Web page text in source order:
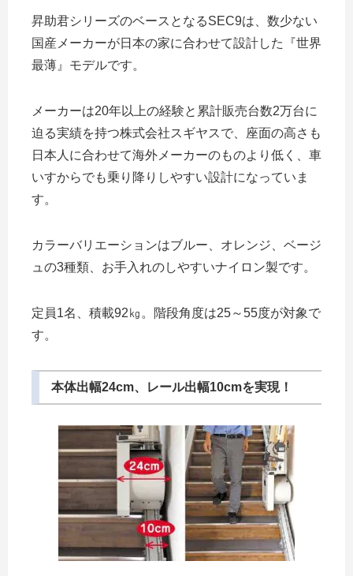
昇助君シリーズのベースとなるSEC9は、数少ない
国産メーカーが日本の家に合わせて設計した『世界
最薄』モデルです。
メーカーは20年以上の経験と累計販売台数2万台に
迫る実績を持つ株式会社スギヤスで、座面の高さも
日本人に合わせて海外メーカーのものより低く、車
いすからでも乗り降りしやすい設計になっていま
す。
カラーバリエーションはブルー、オレンジ、ベージ
ュの3種類、お手入れのしやすいナイロン製です。
定員1名、積載92㎏。階段角度は25～55度が対象で
す。
本体出幅24cm、レール出幅10cmを実現！